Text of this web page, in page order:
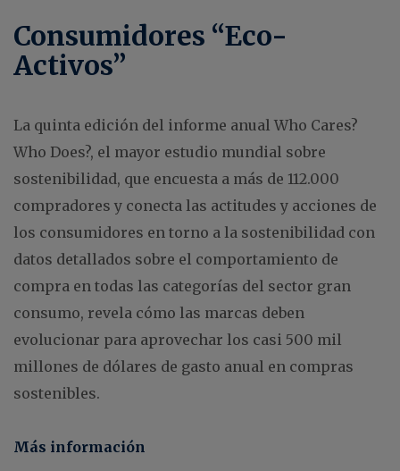
Consumidores “Eco-
Activos”
La quinta edición del informe anual Who Cares?
Who Does?, el mayor estudio mundial sobre
sostenibilidad, que encuesta a más de 112.000
compradores y conecta las actitudes y acciones de
los consumidores en torno a la sostenibilidad con
datos detallados sobre el comportamiento de
compra en todas las categorías del sector gran
consumo, revela cómo las marcas deben
evolucionar para aprovechar los casi 500 mil
millones de dólares de gasto anual en compras
sostenibles.
Más información